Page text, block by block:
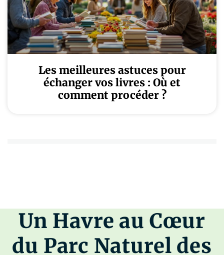
Les meilleures astuces pour
échanger vos livres : Où et
comment procéder ?
Un Havre au Cœur
du Parc Naturel des